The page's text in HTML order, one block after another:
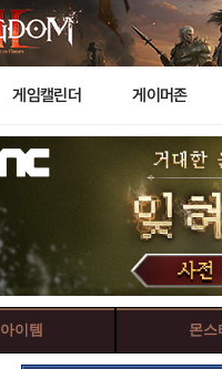
게임캘린더 게이머존
아이템 몬스